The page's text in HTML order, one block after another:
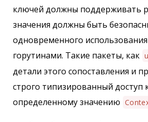
ключей должны поддерживать
значения должны быть
одновременного
горутинами. Такие пакеты, как
детали этого сопоставления и
строго типизированный доступ
определенному значению